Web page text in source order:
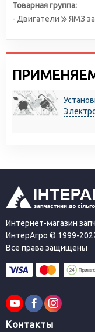
Товарная группа:
- Двигатели
ЯМЗ
Интернет-магазин
ИнтерАгро © 1999-
Все права защищены
Контакты